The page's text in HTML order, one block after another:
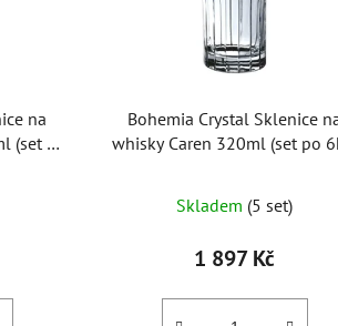
k
t
na
(set po
Bohemia Crystal Sklenice
whisky Caren 320ml (set po
Skladem (5 set)
1 897 Kč